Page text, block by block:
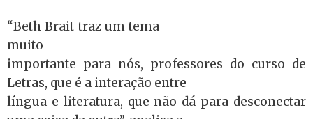
“Beth Brait traz um tema
muito
importante para nós, professores do curso de
Letras, que é a interação entre
língua e literatura, que não dá para desconectar